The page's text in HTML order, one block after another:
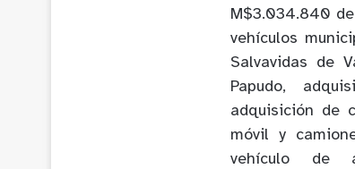
M$3.034.840
vehículos
Salvavidas de
Papudo,
adquisición de
móvil y
vehículo de